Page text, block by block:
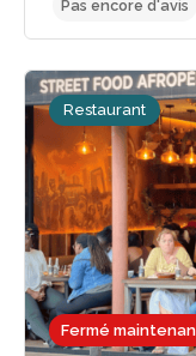
Pas encore
Fermé
Restaurant